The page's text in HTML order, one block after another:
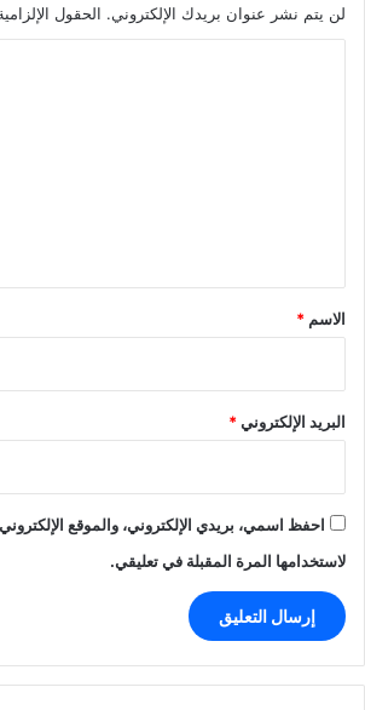
لن يتم نشر عنوان بريدك الإلكتروني. الحقول
*
الاسم *
البريد الإلكتروني*
احفظ اسمي، بريدي الإلكتروني، والموقع
لاستخدامها المرة المقبلة في تعليقي.